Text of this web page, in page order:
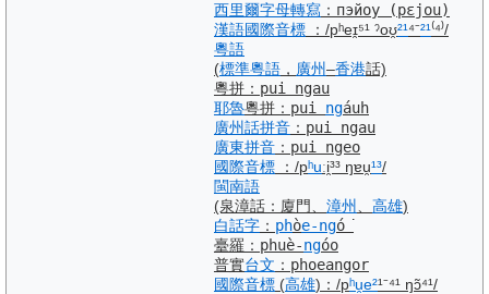
西里爾字母轉寫 ： пэйоу
(pɛjou)
漢語國際音標 ： /pʰeɪ̯⁵¹ ˀoʊ̯²¹⁴⁻²¹⁽⁴⁾/
粵語
(標準粵語 ， 廣州–香港話)
粵拼 ： pui ngau
耶魯粵拼 ： pui ngáuh
廣州話拼音 ： pui ngau
廣東拼音 ： pui ngeo
國際音標
： /pʰuːi̯³³ ŋɐu̯¹³/
閩南語
(泉漳話：廈門、 漳州 高雄)
白話字 ： phòe-ngó͘
臺羅 ： phuè-ngóo
普實台文 ： phoeangor
國際音標 (高雄) ： /pʰue²¹⁻⁴¹ ŋɔ̃⁴¹/